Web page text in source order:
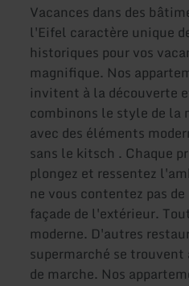
Vacances dans des
l'Eifel caractère unique
historiques pour vos
magnifique. Nos
invitent à la découverte
combinons le style de la
avec des éléments
sans le kitsch . Chaque
plongez et ressentez
ne vous contentez pas
façade de l'extérieur.
moderne. D'autres
supermarché se
de marche. Nos